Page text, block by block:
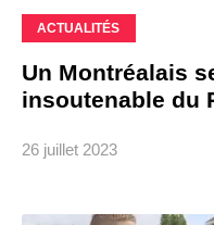
ACTUALITÉS
Un Montréalais
insoutenable du
26 juillet 2023